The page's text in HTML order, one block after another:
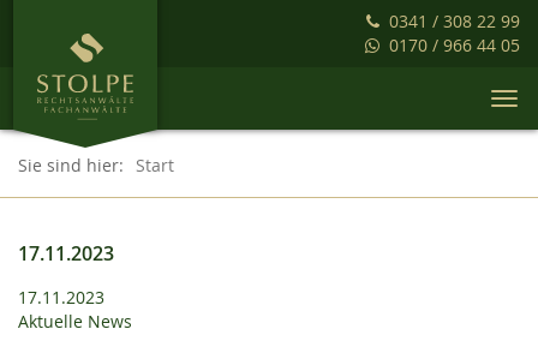
0341 / 308 22 99
0170 / 966 44 05
Sie sind hier:
Start
17.11.2023
17.11.2023
Aktuelle News